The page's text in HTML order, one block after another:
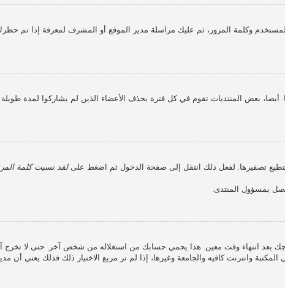
وكلمة المرور، ثم عليك مراسلة مدير الموقع أو المشرف لمعرفة إذا تم
بعض المنتديات تقوم في كل فترة بحذف الأعضاء الذين لم يشاركوا لمدة طويلة
تصفيرها. لفعل ذلك انتقل إلى صفحة الدخول ثم اضغط علىلقد نسيت كلمة
بمسؤول المنتدى.
بعد انتهاء وقت معين. هذا يحمي حسابك من استغلاله من شخص آخر. حتى لا تخرج
وانترنت كافيه والجامعة وغيرها، إذا لم تر مربع الاختيار ذلك فذلك يعني أن